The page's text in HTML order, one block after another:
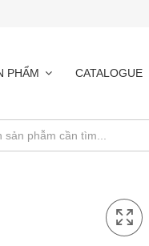
PHẨM CATALOGUE